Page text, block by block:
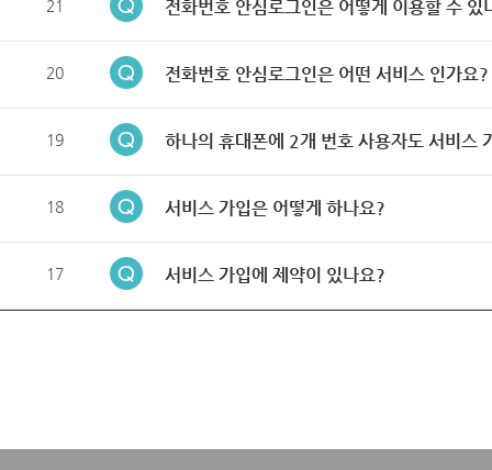
21 전화번호 안심로그인은 어떻게 이용할 수 있
20 전화번호 안심로그인은 어떤 서비스 인가요?
19 하나의 휴대폰에 2개 번호 사용자도 서비스
18 서비스 가입은 어떻게 하나요?
17 서비스 가입에 제약이 있나요?